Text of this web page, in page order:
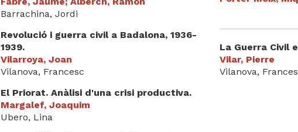
Barrachina, Jordi
Revolució i guerra civil a Badalona, 1936-
1939.
Vilarroya, Joan
Vilanova, Francesc
El Priorat. Anàlisi d'una crisi productiva.
Margalef, Joaquim
Ubero, Lina
La Guerra Civil
Vilar, Pierre
Vilanova,